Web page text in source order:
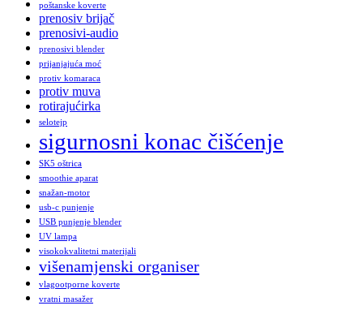
poštanske koverte
prenosiv brijač
prenosivi-audio
prenosivi blender
prijanjajuća moć
protiv komaraca
protiv muva
rotirajućirka
selotejp
sigurnosni konac čišćenje
SK5 oštrica
smoothie aparat
snažan-motor
usb-c punjenje
USB punjenje blender
UV lampa
visokokvalitetni materijali
višenamjenski organiser
vlagootporne koverte
vratni masažer